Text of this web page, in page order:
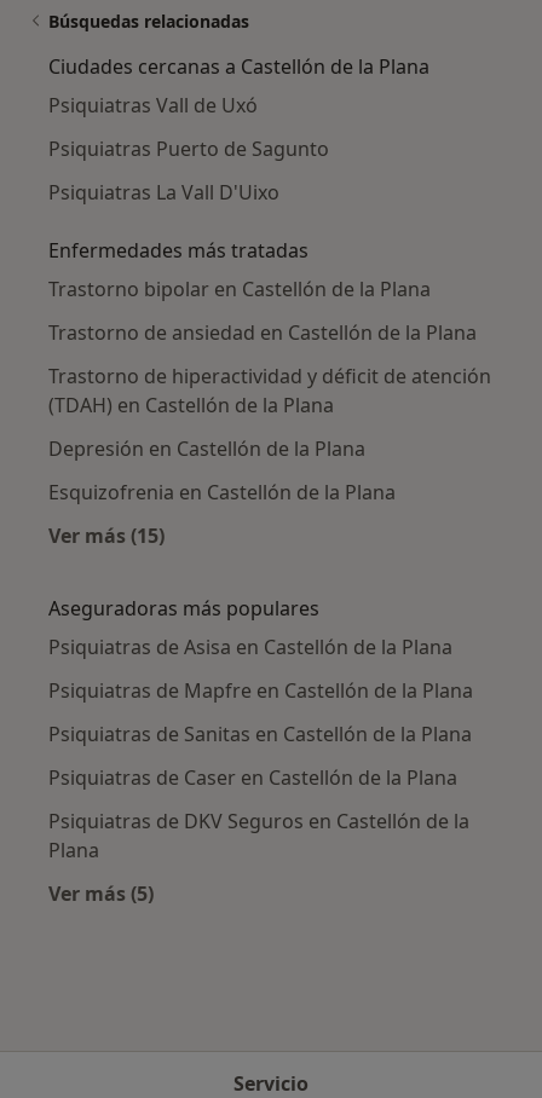
Búsquedas relacionadas
Ciudades cercanas a Castellón de la Plana
Psiquiatras Vall de Uxó
Psiquiatras Puerto de Sagunto
Psiquiatras La Vall D'Uixo
Enfermedades más tratadas
Trastorno bipolar en Castellón de la Plana
Trastorno de ansiedad en Castellón de la Plana
Trastorno de hiperactividad y déficit de atención
(TDAH) en Castellón de la Plana
Depresión en Castellón de la Plana
Esquizofrenia en Castellón de la Plana
Ver más (15)
Aseguradoras más populares
Psiquiatras de Asisa en Castellón de la Plana
Psiquiatras de Mapfre en Castellón de la Plana
Psiquiatras de Sanitas en Castellón de la Plana
Psiquiatras de Caser en Castellón de la Plana
Psiquiatras de DKV Seguros en Castellón de la
Plana
Ver más (5)
Servicio